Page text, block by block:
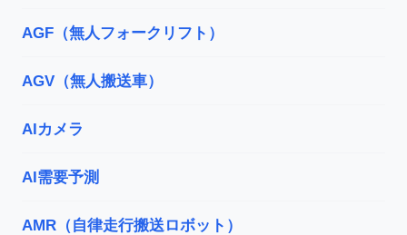
AGF（無人フォークリフト）
AGV（無人搬送車）
AIカメラ
AI需要予測
AMR（自律走行搬送ロボット）